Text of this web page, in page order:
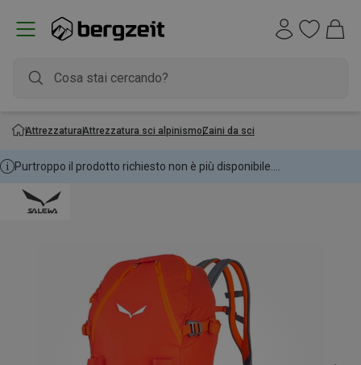
AttrezzaturaAttrezzatura sci alpinismoZaini da sci
Purtroppo il prodotto richiesto non è più disponibile....